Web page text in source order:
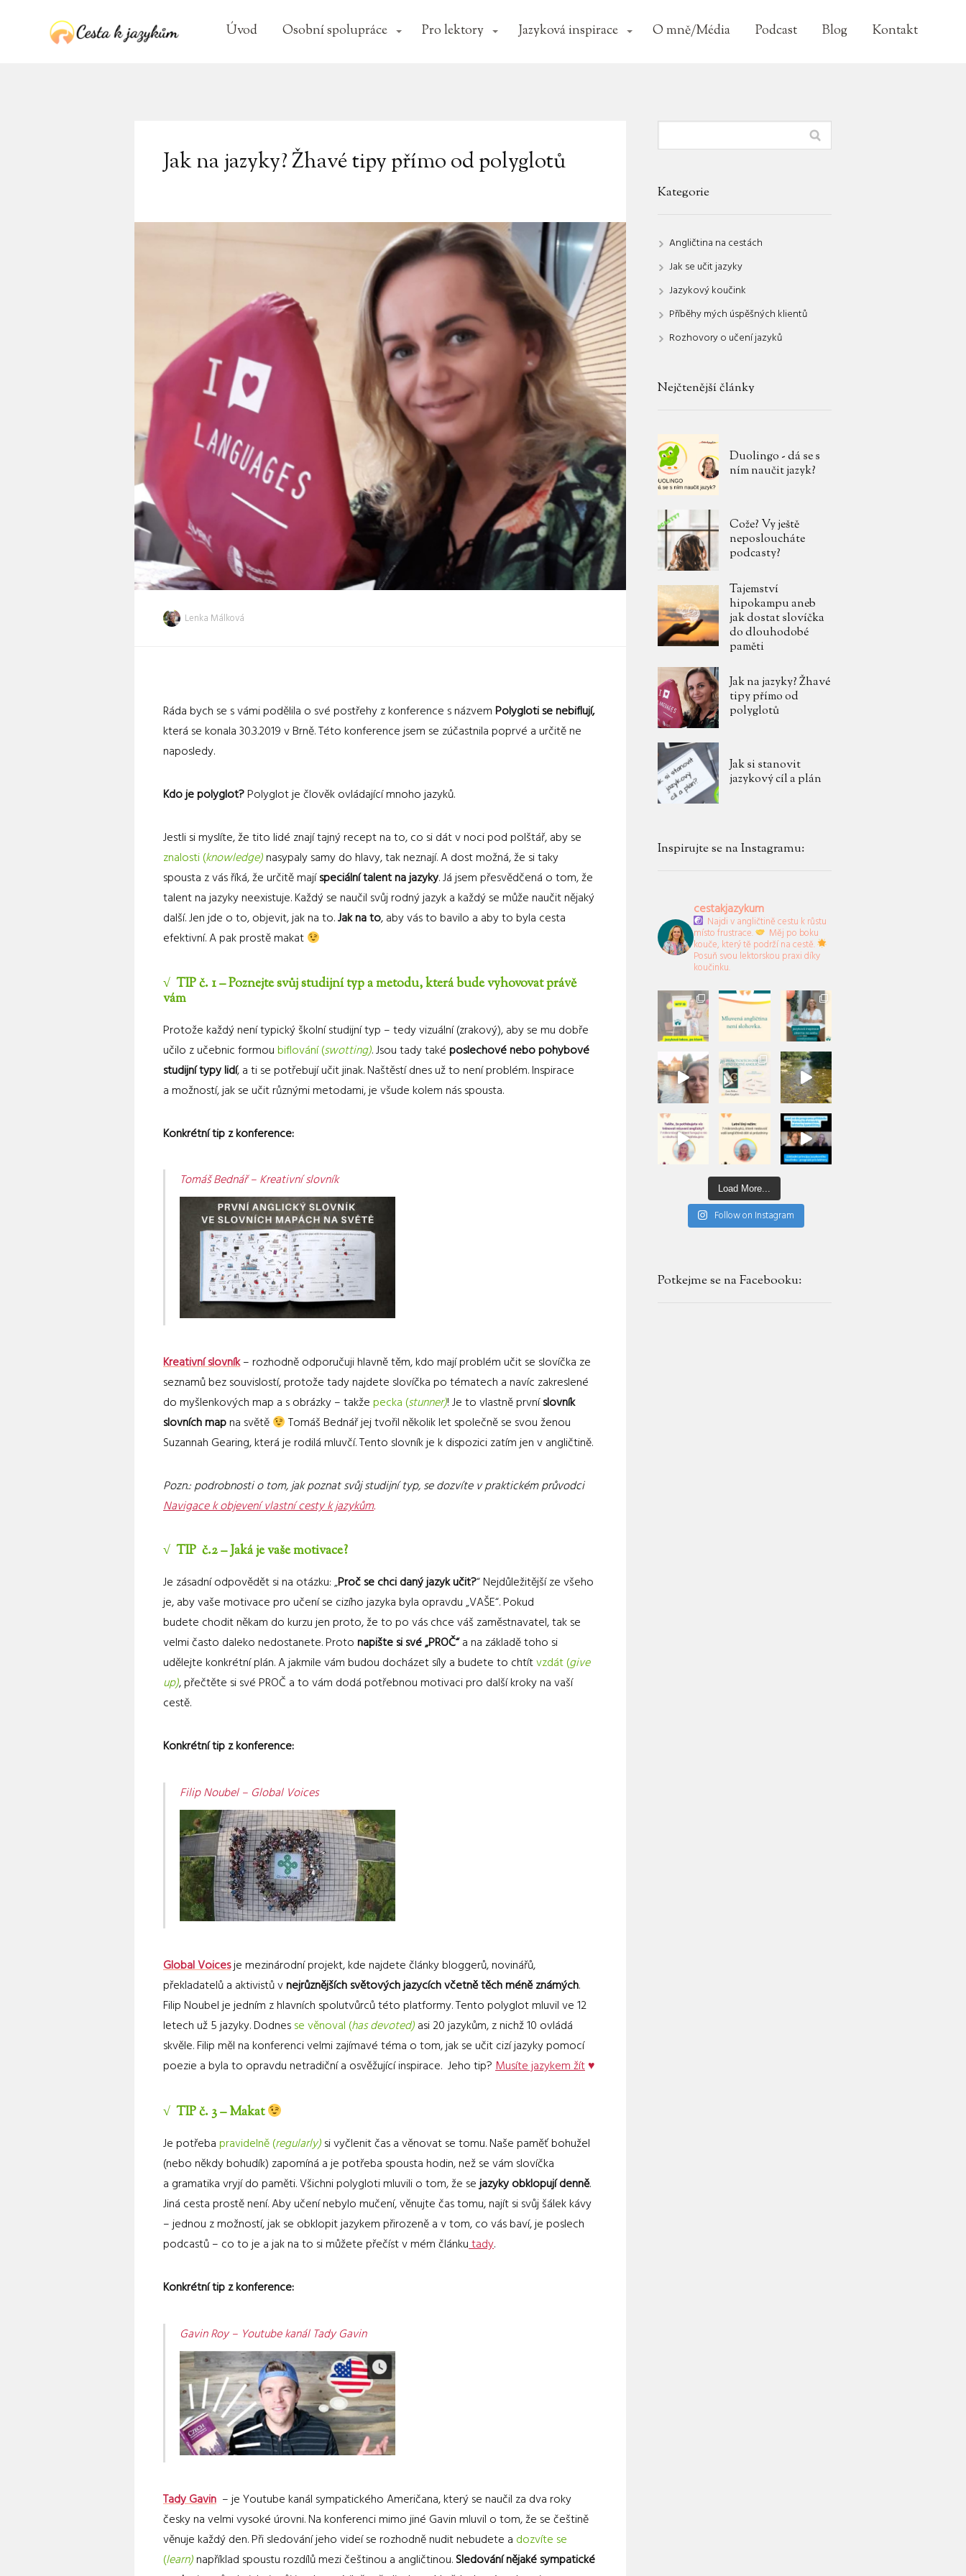
Úvod Osobní spolupráce Pro lektory Jazyková inspirace O mně/Média Podcast Blog Kontakt
Jak na jazyky? Žhavé tipy přímo od polyglotů
Lenka Málková
Ráda bych se s vámi podělila o své postřehy z konference s názvem Polygloti se nebiflují,
která se konala 30.3.2019 v Brně. Této konference jsem se zúčastnila poprvé a určitě ne
naposledy.
Kdo je polyglot?Polyglot je člověk ovládající mnoho jazyků.
Jestli si myslíte, že tito lidé znají tajný recept na to, co si dát v noci pod polštář, aby se
znalosti (knowledge)nasypaly samy do hlavy, tak neznají. A dost možná, že si taky
spousta z vás říká, že určitě majíspeciální talent na jazyky. Já jsem přesvědčená o tom, že
talent na jazyky neexistuje. Každý se naučil svůj rodný jazyk a každý se může naučit nějaký
další. Jen jde o to, objevit, jak na to.Jak na to, aby vás to bavilo a aby to byla cesta
efektivní. A pak prostě makat
√ TIP č. 1 – Poznejte svůj studijní typ a metodu, která bude vyhovovat právě
vám
Protože každý není typický školní studijní typ – tedy vizuální (zrakový), aby se mu dobře
učilo z učebnic formou biflování (swotting). Jsou tady také poslechové nebo pohybové
studijní typy lidí, a ti se potřebují učit jinak. Naštěstí dnes už to není problém. Inspirace
a možností, jak se učit různými metodami, je všude kolem nás spousta.
Konkrétní tip z konference:
Tomáš Bednář – Kreativní slovník
Kreativní slovník– rozhodně odporučuji hlavně těm, kdo mají problém učit se slovíčka ze
seznamů bez souvislostí, protože tady najdete slovíčka po tématech a navíc zakreslené
do myšlenkových map a s obrázky – takže pecka (stunner)! Je to vlastně prvníslovník
slovních mapna světě
Tomáš Bednář jej tvořil několik let společně se svou ženou
Suzannah Gearing, která je rodilá mluvčí. Tento slovník je k dispozici zatím jen v angličtině.
Pozn.: podrobnosti o tom, jak poznat svůj studijní typ, se dozvíte v praktickém průvodci
Navigace k objevení vlastní cesty k jazykům.
√ TIP č.2 – Jaká je vaše motivace?
Je zásadní odpovědět si na otázku: „Proč se chci daný jazyk učit?“ Nejdůležitější ze všeho
je, aby vaše motivace pro učení se cizího jazyka byla opravdu „VAŠE“. Pokud
budete chodit někam do kurzu jen proto, že to po vás chce váš zaměstnavatel, tak se
velmi často daleko nedostanete. Proto napište si své „PROČ“a na základě toho si
udělejte konkrétní plán. A jakmile vám budou docházet síly a budete to chtítvzdát (give
up), přečtěte si své PROČ a to vám dodá potřebnou motivaci pro další kroky na vaší
cestě.
Konkrétní tip z konference:
Filip Noubel – Global Voices
Global Voicesje mezinárodní projekt, kde najdete články bloggerů, novinářů,
překladatelů a aktivistů vnejrůznějších světových jazycích včetně těch méně známých.
Filip Noubel je jedním z hlavních spolutvůrců této platformy. Tento polyglot mluvil ve 12
letech už 5 jazyky. Dodnes se věnoval (has devoted) asi 20 jazykům, z nichž 10 ovládá
skvěle. Filip měl na konferenci velmi zajímavé téma o tom, jak se učit cizí jazyky pomocí
poezie a byla to opravdu netradiční a osvěžující inspirace. Jeho tip? Musíte jazykem žít♥
√ TIP č. 3 – Makat
Je potřeba pravidelně (regularly) si vyčlenit čas a věnovat se tomu. Naše paměť bohužel
(nebo někdy bohudík) zapomíná a je potřeba spousta hodin, než se vám slovíčka
a gramatika vryjí do paměti. Všichni polygloti mluvili o tom, že se jazyky obklopují denně.
Jiná cesta prostě není. Aby učení nebylo mučení, věnujte čas tomu, najít si svůj šálek kávy
– jednou z možností, jak se obklopit jazykem přirozeně a v tom, co vás baví, je poslech
podcastů – co to je a jak na to si můžete přečíst v mém článku tady.
Konkrétní tip z konference:
Gavin Roy – Youtube kanál Tady Gavin
Tady Gavin – je Youtube kanál sympatického Američana, který se naučil za dva roky
česky na velmi vysoké úrovni. Na konferenci mimo jiné Gavin mluvil o tom, že se češtině
věnuje každý den. Při sledování jeho videí se rozhodně nudit nebudete a dozvíte se
(learn)například spoustu rozdílů mezi češtinou a angličtinou. Sledování nějaké sympatické
Kategorie
Angličtina na cestách
Jak se učit jazyky
Jazykový koučink
Příběhy mých úspěšných klientů
Rozhovory o učení jazyků
Nejčtenější články
Duolingo - dá se s
ním naučit jazyk?
Cože? Vy ještě
neposloucháte
podcasty?
Tajemství
hipokampu aneb
jak dostat slovíčka
do dlouhodobé
paměti
Jak na jazyky? Žhavé
tipy přímo od
polyglotů
Jak si stanovit
jazykový cíl a plán
Inspirujte se na Instagramu:
cestakjazykum
Najdi v angličtině cestu k růstu
místo frustrace.
Měj po boku
kouče, který tě podrží na cestě.
Posuň svou lektorskou praxi díky
koučinku.
Load More...
Follow on Instagram
Potkejme se na Facebooku: